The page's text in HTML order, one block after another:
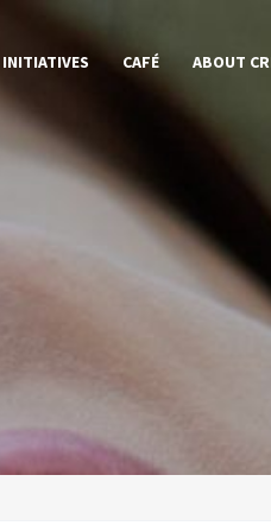
CAFÉ ABOUT